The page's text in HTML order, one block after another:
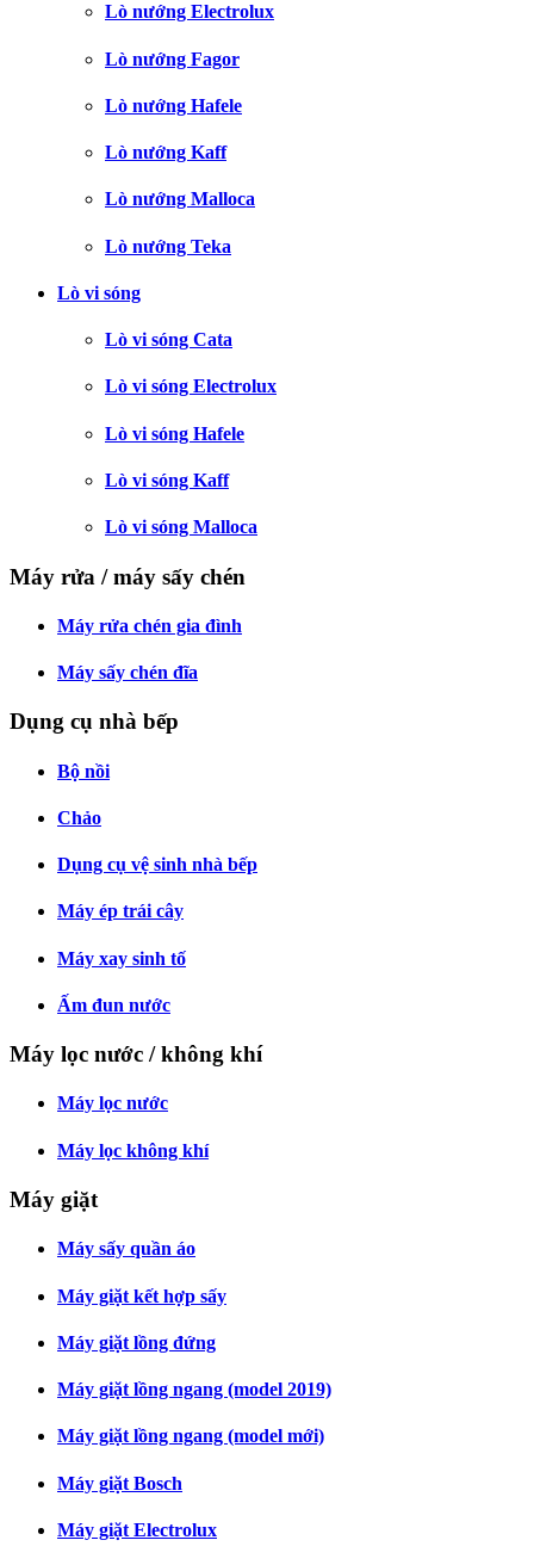
Lò nướng Electrolux
Lò nướng Fagor
Lò nướng Hafele
Lò nướng Kaff
Lò nướng Malloca
Lò nướng Teka
Lò vi sóng
Lò vi sóng Cata
Lò vi sóng Electrolux
Lò vi sóng Hafele
Lò vi sóng Kaff
Lò vi sóng Malloca
Máy rửa / máy sấy chén
Máy rửa chén gia đình
Máy sấy chén đĩa
Dụng cụ nhà bếp
Bộ nồi
Chảo
Dụng cụ vệ sinh nhà bếp
Máy ép trái cây
Máy xay sinh tố
Ấm đun nước
Máy lọc nước / không khí
Máy lọc nước
Máy lọc không khí
Máy giặt
Máy sấy quần áo
Máy giặt kết hợp sấy
Máy giặt lồng đứng
Máy giặt lồng ngang (model 2019)
Máy giặt lồng ngang (model mới)
Máy giặt Bosch
Máy giặt Electrolux